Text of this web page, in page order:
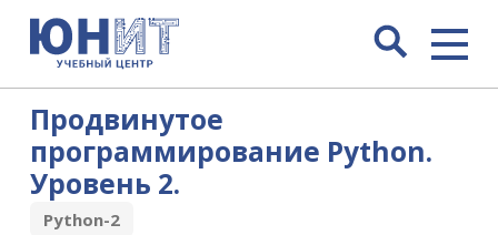
Продвинутое
программирование Python.
Уровень 2.
Python-2